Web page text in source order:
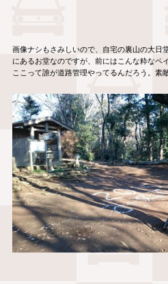
画像ナシもさみしいので、自宅の裏山の大日
にあるお堂なのですが、前にはこんな粋なペ
ここって誰が道路管理やってるんだろう。素